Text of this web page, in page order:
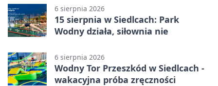
6 sierpnia 2026
15 sierpnia w Siedlcach: Park
Wodny działa, siłownia nie
6 sierpnia 2026
Wodny Tor Przeszkód w Siedlcach -
wakacyjna próba zręczności